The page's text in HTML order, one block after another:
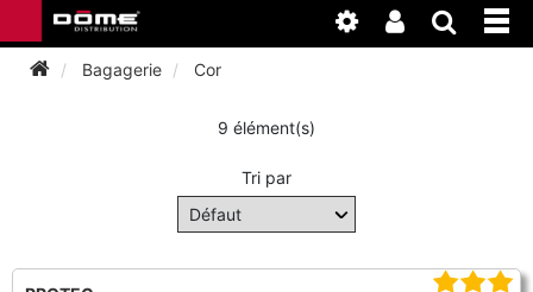
INSTRUMENTS
BAGAGERIE
BASSON
Bagagerie Cor
9 élément(s)
Tri par